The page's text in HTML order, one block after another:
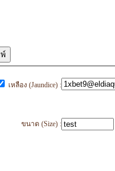
เหลือง (Jaundice) :
ขนาด (Size) :